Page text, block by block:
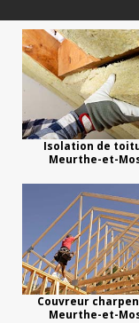
Isolation de
Meurthe-et-
Couvreur
Meurthe-et-